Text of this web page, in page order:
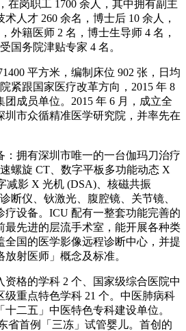
在岗职工 1700 余人，其中拥有副主
人才 260 余名，博士后 10 余人，
外籍医师 2 名，博士生导师 4 名，
国务院津贴专家 4 名。
平方米，编制床位 902 张，日均
紧跟国家医疗改革方向，2015 年 8
团成员单位。2015 年 6 月，成立全
圳市众循精准医学研究院，并率先在
：拥有深圳市唯一的一台伽玛刀治疗
螺旋 CT、数字平板多功能动态 X
减影 X 光机 (DSA)、核磁共振
断仪、钬激光、腹腔镜、关节镜、
疗设备。ICU 配有一整套功能完善的
最先进的层流手术室，能开展各种类
全国的医学影像远程诊断中心，并提
射医师」概念及标准。
资格的学科 2 个、国家级综合医院中
级重点特色学科 21 个。中医肺病科
二五」中医特色专科建设单位。
省首例「三冻」试管婴儿。首创的